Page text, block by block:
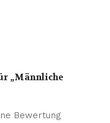
„Männliche
Bewertung